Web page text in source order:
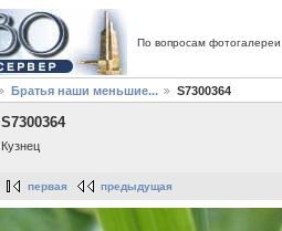
По вопросам
Братья наши меньшие... S7300364
S7300364
Кузнец
первая предыдущая